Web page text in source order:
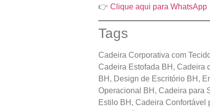
👉 Clique aqui para WhatsApp
Tags
Cadeira Corporativa com
Cadeira Estofada BH, Cadeira
BH, Design de Escritório BH,
Operacional BH, Cadeira para
Estilo BH, Cadeira Confortável